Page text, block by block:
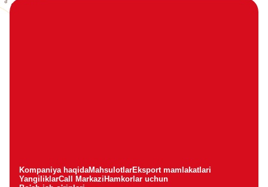
Kompaniya haqidaMahsulotlarEksport mamlakatlari
YangiliklarCall Markazi Hamkorlar uchun